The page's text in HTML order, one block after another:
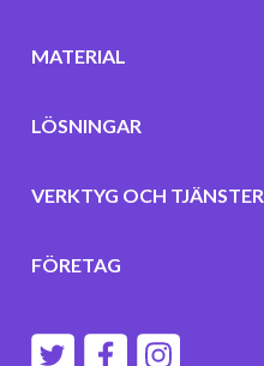
MATERIAL
LÖSNINGAR
VERKTYG OCH TJÄNSTER
FÖRETAG